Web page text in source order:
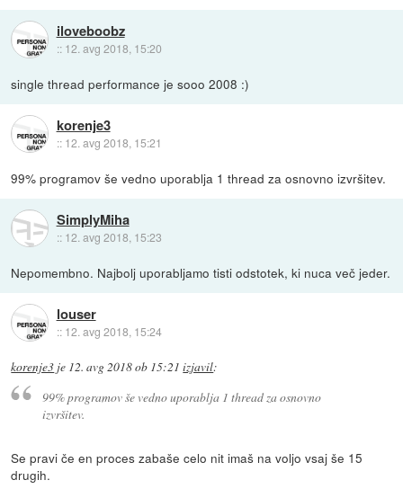
iloveboobz
:: 12. avg 2018, 15:20
single thread performance je sooo 2008 :)
korenje3
:: 12. avg 2018, 15:21
99% programov še vedno uporablja 1 thread za osnovno izvršitev.
SimplyMiha
:: 12. avg 2018, 15:23
Nepomembno. Najbolj uporabljamo tisti odstotek, ki nuca več jeder.
louser
:: 12. avg 2018, 15:24
korenje3 je 12. avg 2018 ob 15:21 izjavil:
99% programov še vedno uporablja 1 thread za osnovno
izvršitev.
Se pravi če en proces zabaše celo nit imaš na voljo vsaj še 15
drugih.